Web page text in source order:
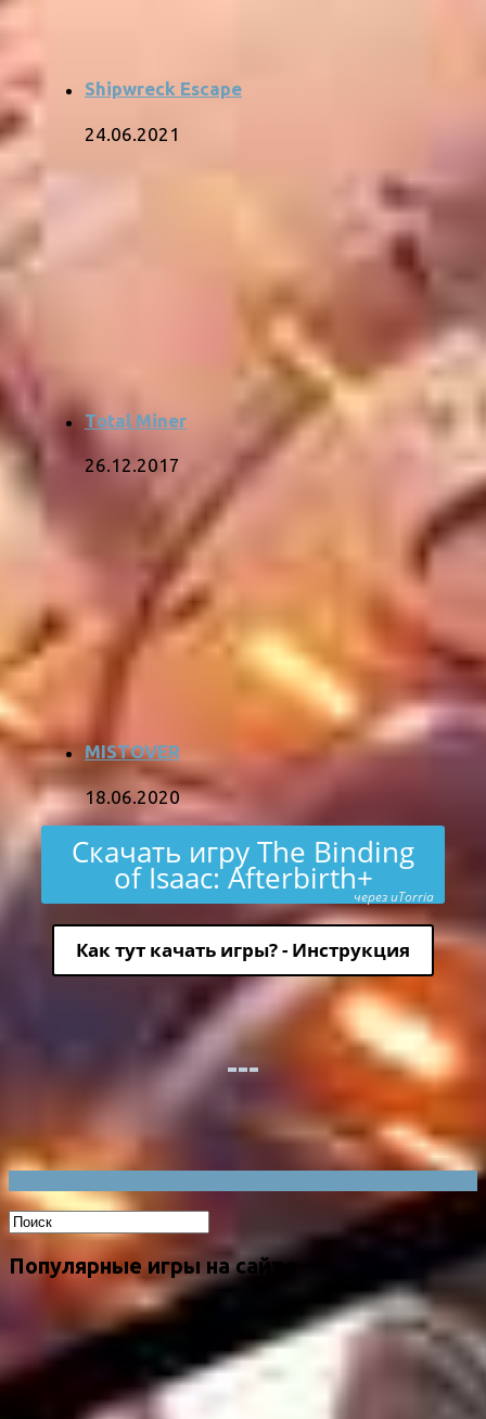
Shipwreck Escape
24.06.2021
Total Miner
26.12.2017
MISTOVER
18.06.2020
Скачать игру The Binding
of Isaac: Afterbirth+через uTorria
Как тут качать игры? - Инструкция
Популярные игры на сайте